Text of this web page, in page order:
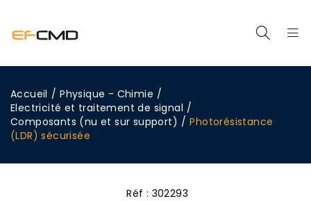
Accueil / Physique - Chimie /
Electricité et traitement de signal /
Composants (nu et sur support) / Photorésistance
(LDR) sécurisée
Réf : 302293